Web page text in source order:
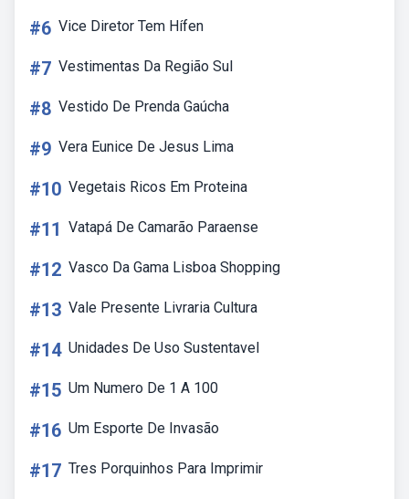
#6 Vice Diretor Tem Hífen
#7 Vestimentas Da Região Sul
#8 Vestido De Prenda Gaúcha
#9 Vera Eunice De Jesus Lima
#10 Vegetais Ricos Em Proteina
#11 Vatapá De Camarão Paraense
#12 Vasco Da Gama Lisboa Shopping
#13 Vale Presente Livraria Cultura
#14 Unidades De Uso Sustentavel
#15 Um Numero De 1 A 100
#16 Um Esporte De Invasão
#17 Tres Porquinhos Para Imprimir